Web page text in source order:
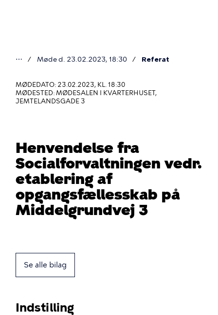
er
her
⋯ Møde d. 23.02.2023, 18:30 Referat
MØDEDATO: 23.02.2023, KL. 18:30
MØDESTED: MØDESALEN I KVARTERHUSET,
JEMTELANDSGADE 3
Henvendelse fra
Socialforvaltningen vedr.
etablering af
opgangsfællesskab på
Middelgrundvej 3
Se alle bilag
Indstilling